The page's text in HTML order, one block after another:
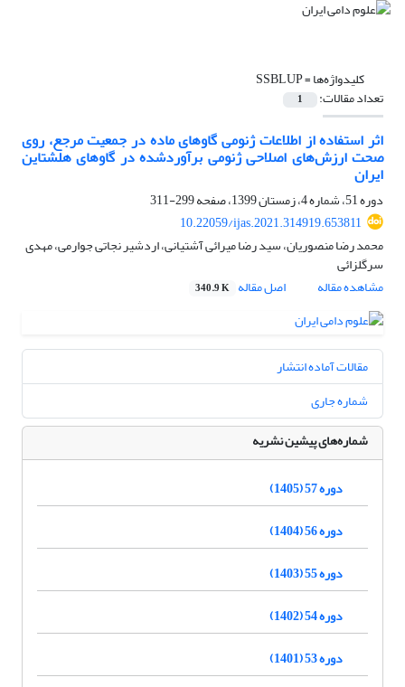
کلیدواژه‌ها =
‏SSBLUP
تعداد مقالات: 1
اثر استفاده از اطلاعات ژنومی گاوهای ماده در جمعیت مرجع، روی
صحت ارزش‌های اصلاحی ‏ژنومی برآوردشده در گاوهای هلشتاین
ایران
دوره 51، شماره 4، زمستان 1399، صفحه
299-311
10.22059/ijas.2021.314919.653811
محمد رضا منصوریان، سید رضا میرائی آشتیانی، اردشیر نجاتی جوارمی، مهدی
سرگلزائی
مشاهده مقاله
اصل مقاله 340.9 K
مقالات آماده انتشار
شماره جاری
شماره‌های پیشین نشریه
دوره 57 (1405)
دوره 56 (1404)
دوره 55 (1403)
دوره 54 (1402)
دوره 53 (1401)